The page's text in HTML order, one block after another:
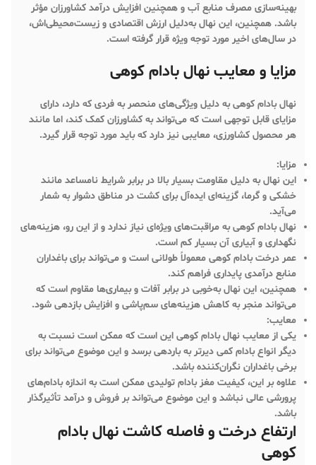
بهینه‌سازی مصرف منابع آب و همچنین افزایش درآمد کشاورزان مؤثر
باشد. همچنین، این نهال به‌دلیل ارزش اقتصادی و زیست‌محیطی‌اش،
در سال‌های اخیر مورد توجه ویژه قرار گرفته است.
مزایا و معایب نهال بادام کوهی
نهال بادام کوهی به دلیل ویژگی‌های منحصر به فردی که دارد، دارای
مزایای قابل توجهی است که می‌تواند به کشاورزان کمک کند، اما مانند
هر محصول کشاورزی، معایبی نیز دارد که باید مورد توجه قرار گیرد.
مزایا:
این نهال به دلیل مقاومت بسیار بالا در برابر شرایط نامساعد مانند
خشکی و گرما، گزینه‌ای ایده‌آل برای کشت در مناطق دشوار به شمار
می‌آید.
نهال بادام کوهی به مراقبت‌های ویژه‌ای نیاز ندارد و از این رو، هزینه‌های
نگهداری و آبیاری آن بسیار کم است.
عمر درخت بادام کوهی معمولاً طولانی است و می‌تواند برای باغداران
منابع درآمدی پایداری فراهم کند.
همچنین، این نهال به‌خوبی در برابر آفات و بیماری‌ها مقاوم است که
می‌تواند منجر به کاهش هزینه‌های سم‌پاشی و افزایش بازدهی شود.
معایب:
یکی از معایب نهال بادام کوهی این است که ممکن است نسبت به
دیگر انواع بادام کمی دیرتر به باردهی برسد و این موضوع می‌تواند برای
برخی باغداران نگران‌کننده باشد.
علاوه بر این، کیفیت مغز بادام تولیدی ممکن است به اندازه بادام‌های
پرورشی عالی نباشد و این موضوع می‌تواند بر فروش و درآمد تأثیرگذار
باشد.
ارتفاع درخت و فاصله کاشت نهال بادام
کوهی